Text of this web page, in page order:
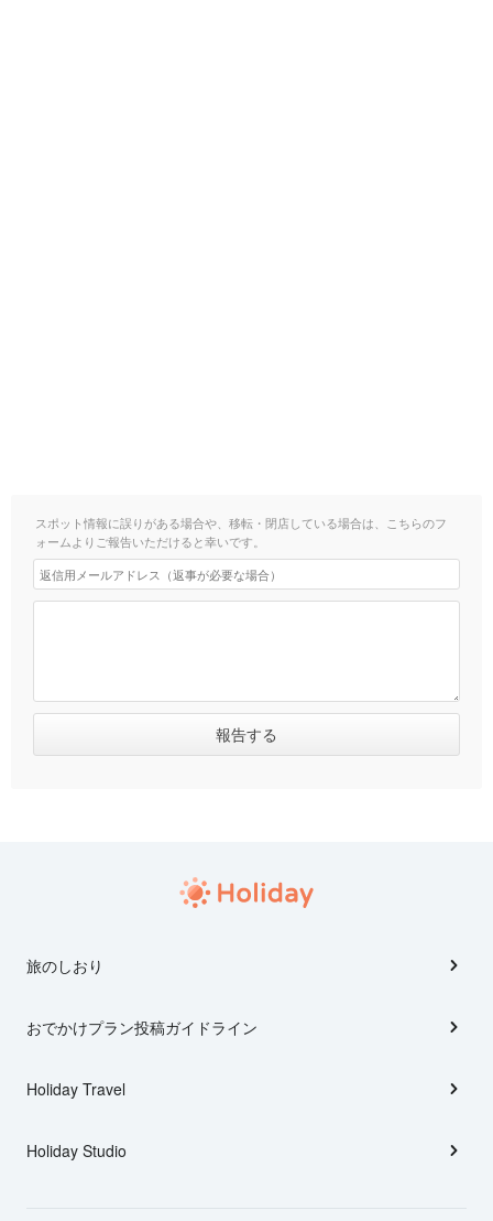
スポット情報に誤りがある場合や、移転・閉店している場合は、こちらのフ
ォームよりご報告いただけると幸いです。
旅のしおり
おでかけプラン投稿ガイドライン
Holiday Travel
Holiday Studio